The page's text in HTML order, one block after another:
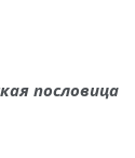
пословица